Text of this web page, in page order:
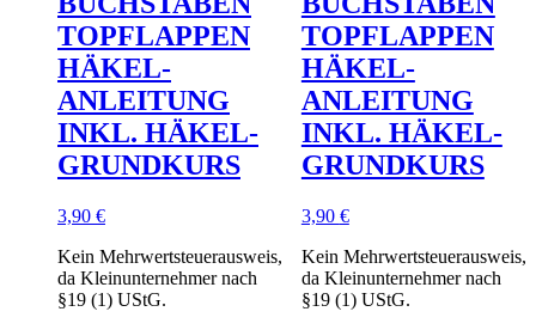
TOPFLAPPEN
HÄKEL-
ANLEITUNG
INKL. HÄKEL-
GRUNDKURS
3,90 €
Kein Mehrwertsteuerausweis,
da Kleinunternehmer nach
§19 (1) UStG.
TOPFLAPPEN
HÄKEL-
ANLEITUNG
INKL. HÄKEL-
GRUNDKURS
3,90 €
Kein Mehrwertsteuerausweis,
da Kleinunternehmer nach
§19 (1) UStG.